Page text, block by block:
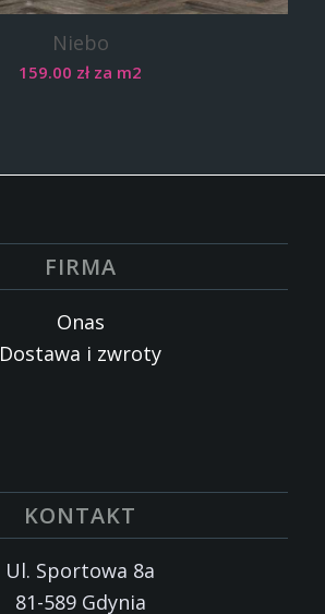
Niebo
159.00 zł za m2
FIRMA
Onas
Dostawa i zwroty
KONTAKT
Ul. Sportowa 8a
81-589 Gdynia